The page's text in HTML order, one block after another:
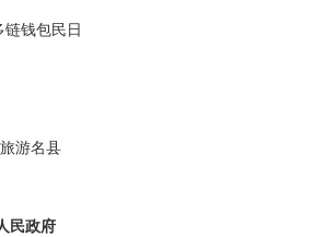
链钱包民日
游名县
民政府